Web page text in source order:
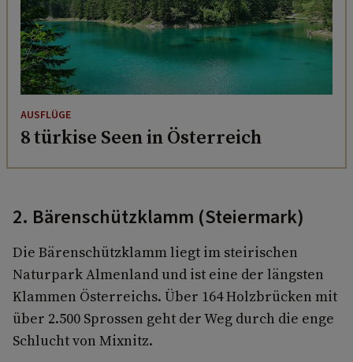
AUSFLÜGE
8 türkise Seen in Österreich
2. Bärenschützklamm (Steiermark)
Die Bärenschützklamm liegt im steirischen
Naturpark Almenland und ist eine der längsten
Klammen Österreichs. Über 164 Holzbrücken mit
über 2.500 Sprossen geht der Weg durch die enge
Schlucht von Mixnitz.